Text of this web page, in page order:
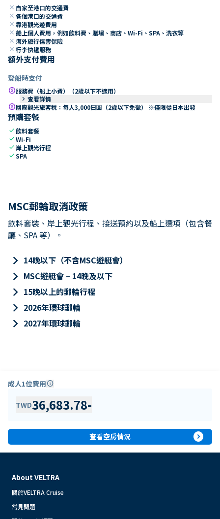
close 自家至港口的交通費
close 各個港口的交通費
close 靠港觀光遊費用
close 船上個人費用，例如飲料費、賭場、商店、Wi-Fi、SPA、洗衣等
close 海外旅行傷害保險
close 行李快遞服務
額外支付費用
登船時支付
paid服務費（船上小費）（2歲以下不適用）
keyboard_arrow_right 查看詳情
paid國際觀光旅客稅：每人3,000日圓（2歲以下免徵） ※僅限從日本出發
預購套餐
check飲料套餐
checkWi-Fi
check 岸上觀光行程
checkSPA
MSC郵輪取消政策
飲料套裝、岸上觀光行程、接送預約以及船上選項（包含餐
廳、SPA 等）。
keyboard_arrow_right 14晚以下（不含MSC遊艇會）
keyboard_arrow_right MSC遊艇會 – 14晚及以下
keyboard_arrow_right 15晚以上的郵輪行程
keyboard_arrow_right 2026年環球郵輪
keyboard_arrow_right 2027年環球郵輪
成人1位費用info
TWD36,683.78-
查看空房情況 expand_circle_right
About VELTRA
關於VELTRA Cruise
常見問題